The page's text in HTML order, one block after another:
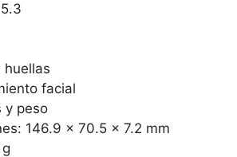
facial
peso
146.9 x 70.5 x 7.2 mm